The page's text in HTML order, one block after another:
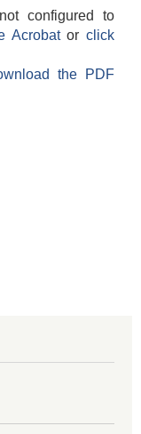
configured to
Acrobatorclick
the PDF